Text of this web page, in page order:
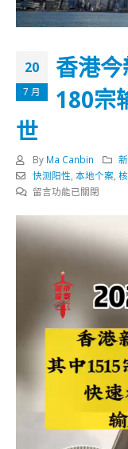
20
7 月
香港
180宗
世
By Ma Canbin
快测阳性 本地个案
在
港
今
3805
180
入
留言功能已關閉
視
訊